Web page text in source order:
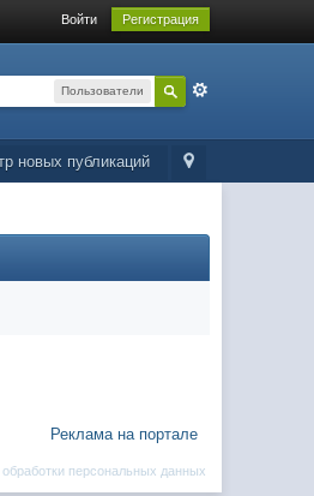
Войти Регистрация
Пользователи
новых публикаций
Реклама на портале
обработки персональных данных